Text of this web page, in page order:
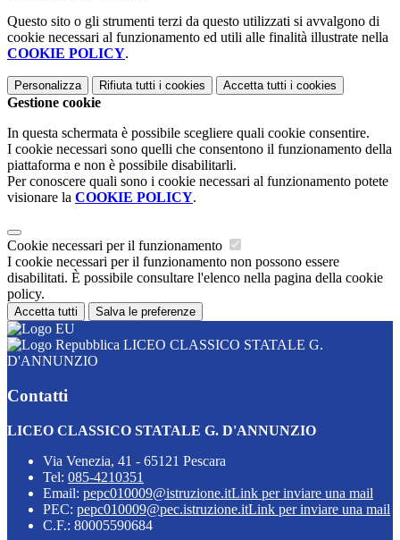
Questo sito o gli strumenti terzi da questo utilizzati si avvalgono di
cookie necessari al funzionamento ed utili alle finalità illustrate nella
COOKIE POLICY.
Personalizza Rifiuta tutti i cookies Accetta tutti i cookies
Gestione cookie
In questa schermata è possibile scegliere quali cookie consentire.
I cookie necessari sono quelli che consentono il funzionamento della
piattaforma e non è possibile disabilitarli.
Per conoscere quali sono i cookie necessari al funzionamento potete
visionare la COOKIE POLICY.
Cookie necessari per il funzionamento
I cookie necessari per il funzionamento non possono essere
disabilitati. È possibile consultare l'elenco nella pagina della cookie
policy.
Accetta tutti Salva le preferenze
LICEO CLASSICO STATALE G.
D'ANNUNZIO
Contatti
LICEO CLASSICO STATALE G. D'ANNUNZIO
Via Venezia, 41 - 65121 Pescara
Tel: 085-4210351
Email: pepc010009@istruzione.itLink per inviare una mail
PEC: pepc010009@pec.istruzione.itLink per inviare una mail
C.F.: 80005590684